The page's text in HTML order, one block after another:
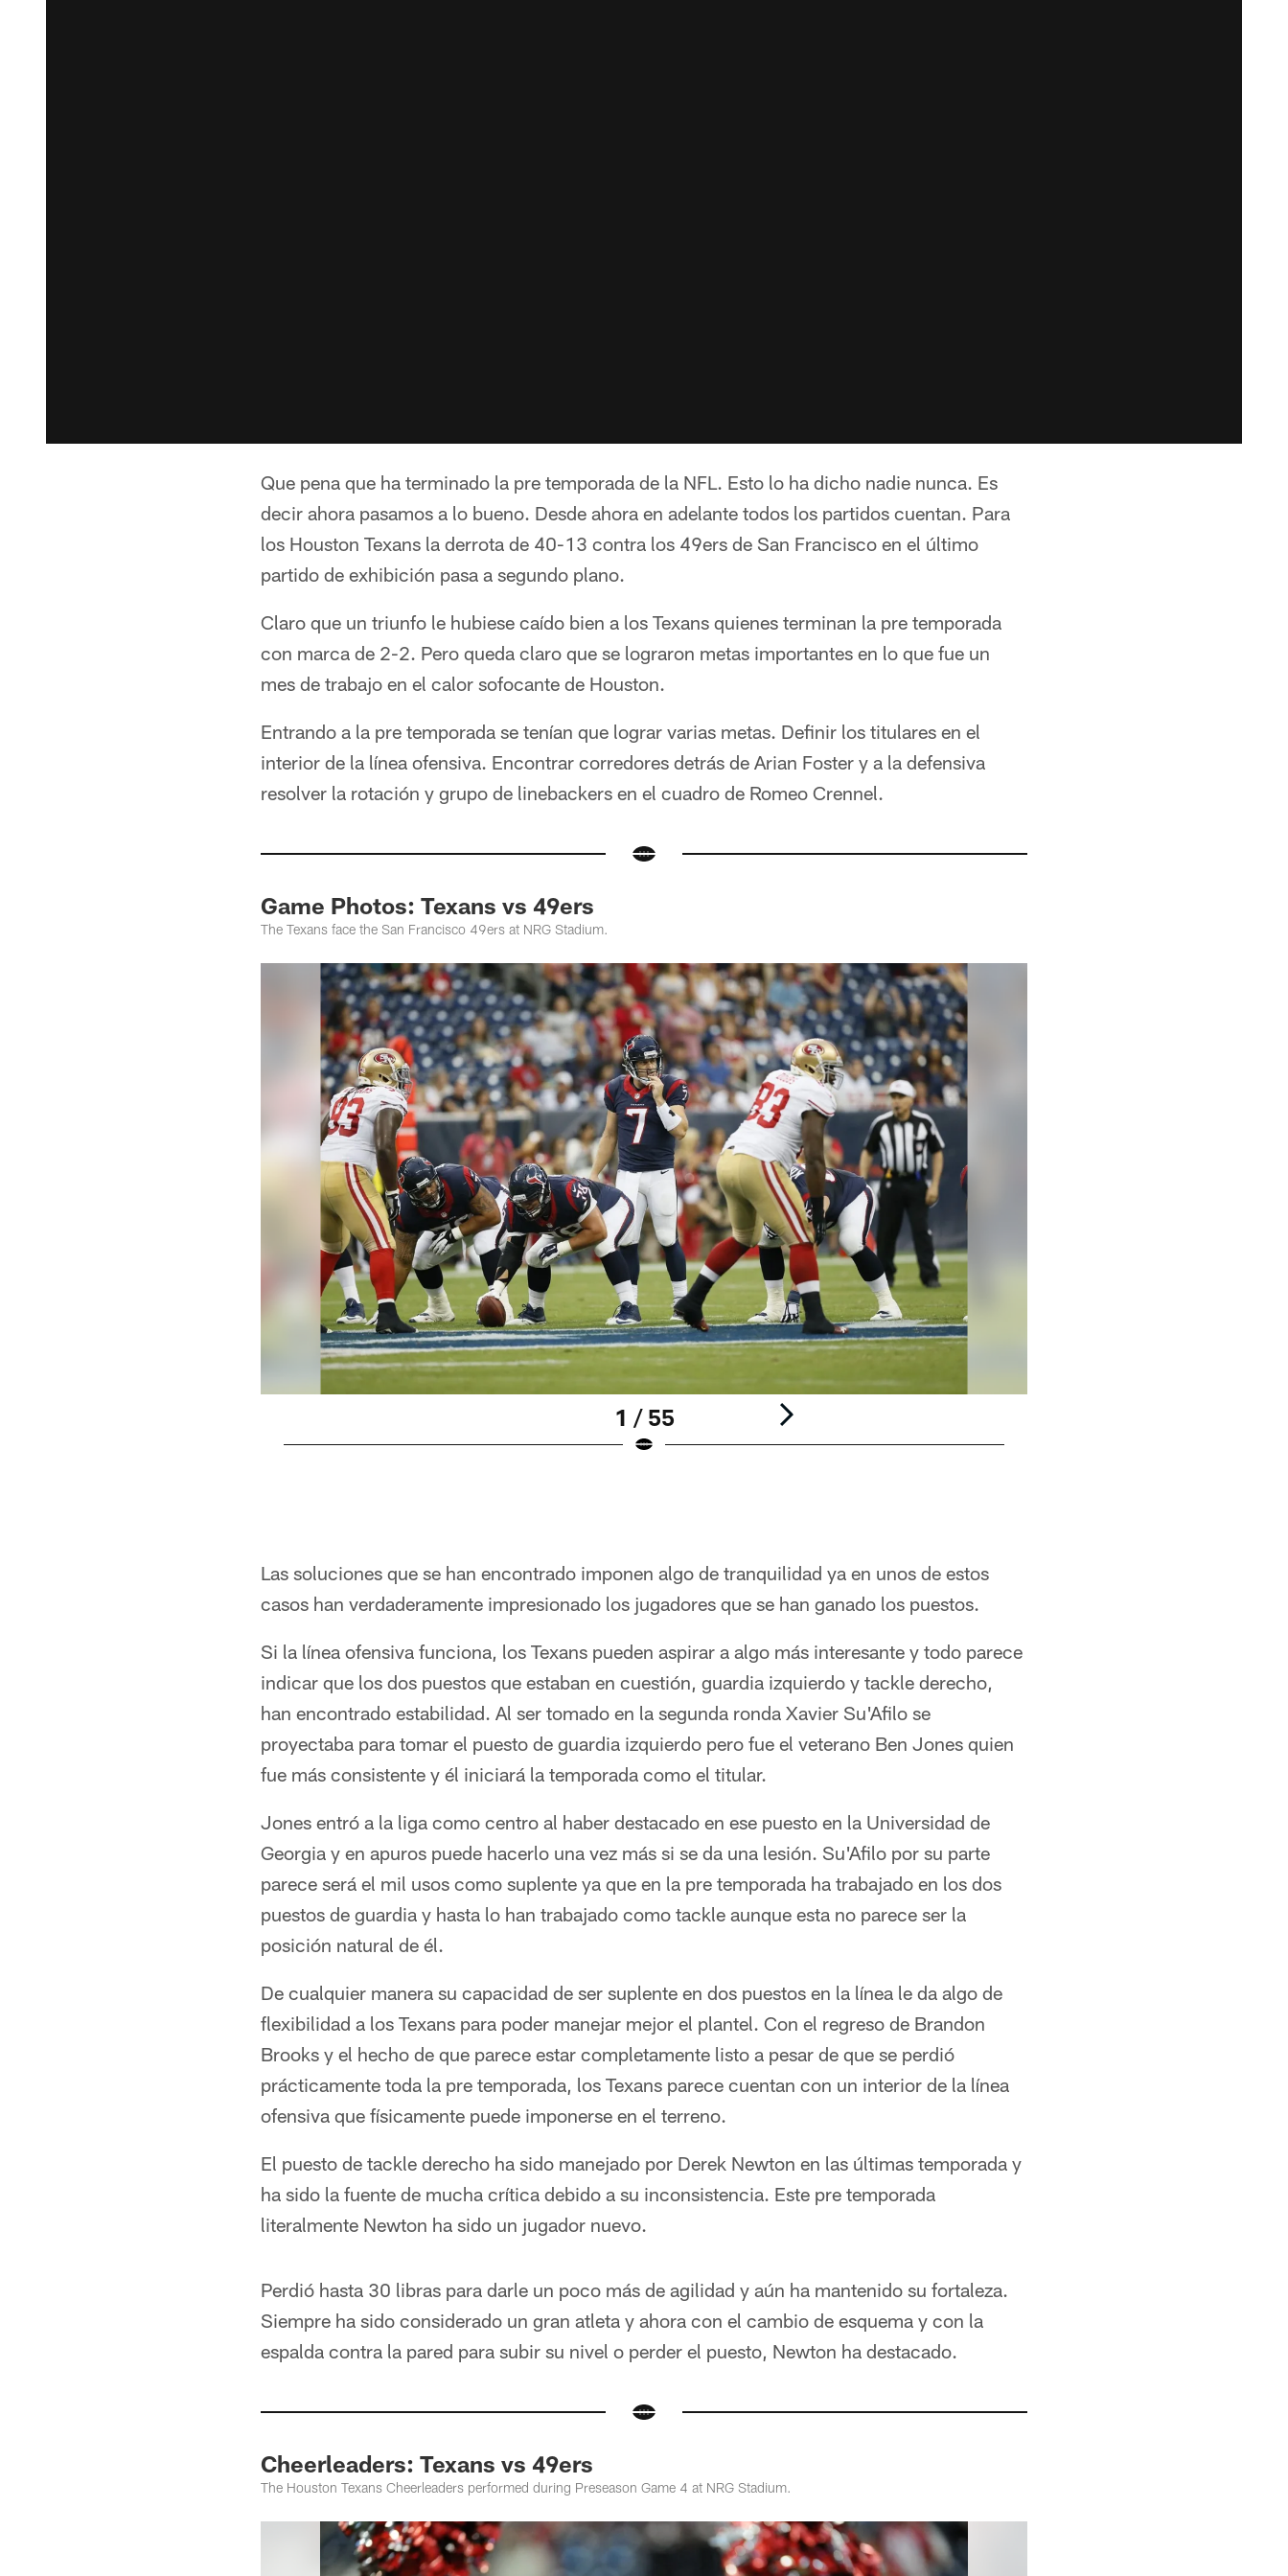
Que pena que ha terminado la pre temporada de la NFL. Esto lo ha dicho nadie nunca. Es
decir ahora pasamos a lo bueno. Desde ahora en adelante todos los partidos cuentan. Para
los Houston Texans la derrota de 40-13 contra los 49ers de San Francisco en el último
partido de exhibición pasa a segundo plano.
Claro que un triunfo le hubiese caído bien a los Texans quienes terminan la pre temporada
con marca de 2-2. Pero queda claro que se lograron metas importantes en lo que fue un
mes de trabajo en el calor sofocante de Houston.
Entrando a la pre temporada se tenían que lograr varias metas. Definir los titulares en el
interior de la línea ofensiva. Encontrar corredores detrás de Arian Foster y a la defensiva
resolver la rotación y grupo de linebackers en el cuadro de Romeo Crennel.
Game Photos: Texans vs 49ers
The Texans face the San Francisco 49ers at NRG Stadium.
1 / 55
Las soluciones que se han encontrado imponen algo de tranquilidad ya en unos de estos
casos han verdaderamente impresionado los jugadores que se han ganado los puestos.
Si la línea ofensiva funciona, los Texans pueden aspirar a algo más interesante y todo parece
indicar que los dos puestos que estaban en cuestión, guardia izquierdo y tackle derecho,
han encontrado estabilidad. Al ser tomado en la segunda ronda Xavier Su'Afilo se
proyectaba para tomar el puesto de guardia izquierdo pero fue el veterano Ben Jones quien
fue más consistente y él iniciará la temporada como el titular.
Jones entró a la liga como centro al haber destacado en ese puesto en la Universidad de
Georgia y en apuros puede hacerlo una vez más si se da una lesión. Su'Afilo por su parte
parece será el mil usos como suplente ya que en la pre temporada ha trabajado en los dos
puestos de guardia y hasta lo han trabajado como tackle aunque esta no parece ser la
posición natural de él.
De cualquier manera su capacidad de ser suplente en dos puestos en la línea le da algo de
flexibilidad a los Texans para poder manejar mejor el plantel. Con el regreso de Brandon
Brooks y el hecho de que parece estar completamente listo a pesar de que se perdió
prácticamente toda la pre temporada, los Texans parece cuentan con un interior de la línea
ofensiva que físicamente puede imponerse en el terreno.
El puesto de tackle derecho ha sido manejado por Derek Newton en las últimas temporada y
ha sido la fuente de mucha crítica debido a su inconsistencia. Este pre temporada
literalmente Newton ha sido un jugador nuevo.
Perdió hasta 30 libras para darle un poco más de agilidad y aún ha mantenido su fortaleza.
Siempre ha sido considerado un gran atleta y ahora con el cambio de esquema y con la
espalda contra la pared para subir su nivel o perder el puesto, Newton ha destacado.
Cheerleaders: Texans vs 49ers
The Houston Texans Cheerleaders performed during Preseason Game 4 at NRG Stadium.